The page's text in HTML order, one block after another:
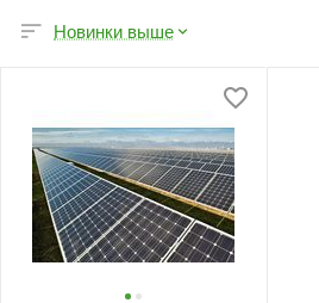
Новинки выше